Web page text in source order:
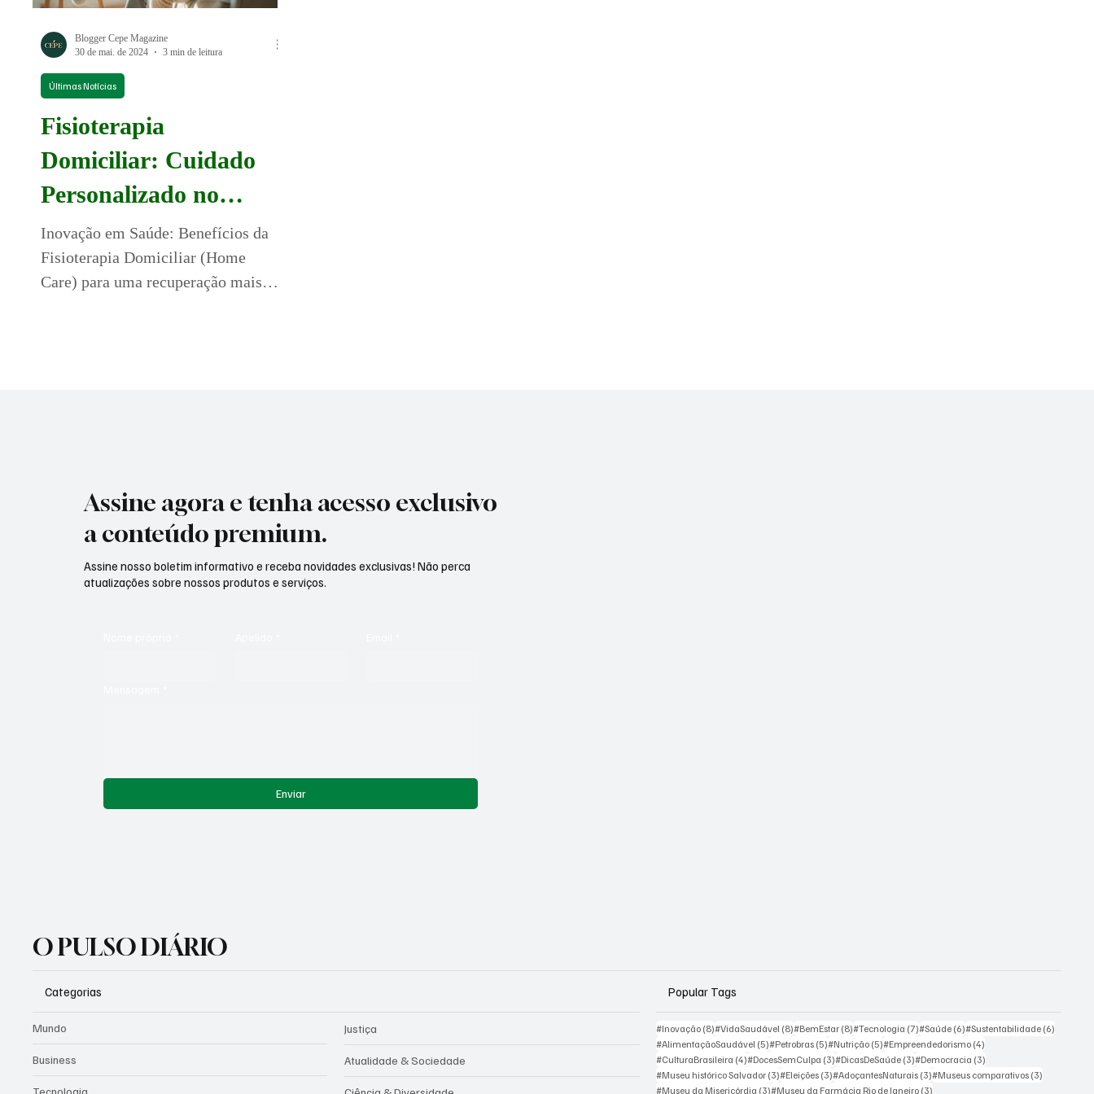
Fisioterapia
Domiciliar: Cuidado
Personalizado no
Conforto do Seu Lar
Inovação em Saúde: Benefícios da
Fisioterapia Domiciliar (Home
Care) para uma recuperação mais
Últimas Notícias
Blogger Cepe Magazine
30 de mai. de 2024
3 min de leitura
Assine agora e tenha acesso exclusivo
a conteúdo premium.
Enviar
Assine nosso boletim informativo e receba novidades exclusivas! Não perca
atualizações sobre nossos produtos e serviços.
O PULSO DIÁRIO
Categorias
Mundo
Business
Justiça
Atualidade & Sociedade
Popular Tags
#Inovação (8)8 posts
#VidaSaudável (8)8 posts
#BemEstar (8)8 posts
#Tecnologia (7)7 posts
#Saúde (6)6 posts
#Sustentabilidade (6)
#AlimentaçãoSaudável (5)5 posts
#Petrobras (5)5 posts
#Nutrição (5)5 posts
#Empreendedorismo (4)
#CulturaBrasileira (4)4 posts
#DocesSemCulpa (3)3 posts
#DicasDeSaúde (3)3 posts
#Democracia (3)
#Museu histórico Salvador (3)3 posts
#Eleições (3)3 posts
#AdoçantesNaturais (3)3 posts
#Museus comparativos (3)
#Museu da Misericórdia (3)3 posts
#Museu da Farmácia Rio de Janeiro (3)